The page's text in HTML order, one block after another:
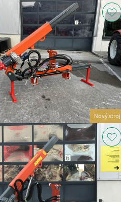
Nový stroj